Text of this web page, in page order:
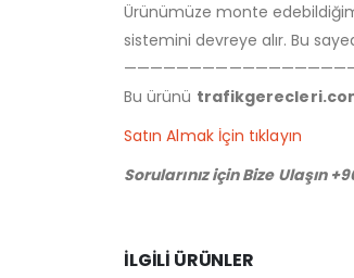
Ürünümüze monte
sistemini devreye alır. Bu
Bu ürünü
Satın Almak İçin tıklayın
Sorularınız için Bize Ulaşın
İLGILI ÜRÜNLER